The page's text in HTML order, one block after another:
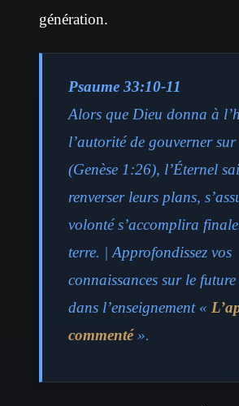
génération.
Psaume 33:10-11
Alors que Dieu donna à
l’autorité de gouverner
(Genèse 1:26), l’Éternel
renverser leurs plans,
volonté s’accomplira
terre. | Approfondissez vos
connaissances sur le
dans l’enseignement «
commenté».